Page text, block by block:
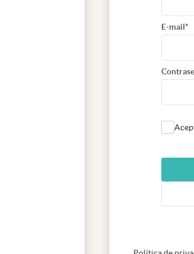
E-mail*